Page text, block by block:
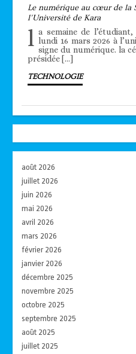
Le numérique au cœur de la
l’Université de Kara
l a semaine de
lundi 16 mars 2026 à
signe du numérique. la
présidée […]
TECHNOLOGIE
août 2026
juillet 2026
juin 2026
mai 2026
avril 2026
mars 2026
février 2026
janvier 2026
décembre 2025
novembre 2025
octobre 2025
septembre 2025
août 2025
juillet 2025